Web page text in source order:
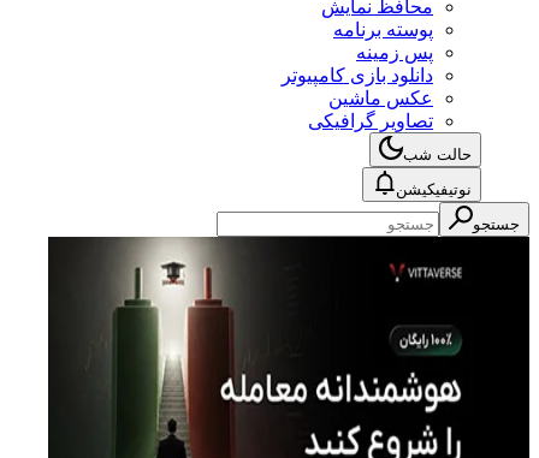
محافظ نمایش
پوسته برنامه
پس زمینه
دانلود بازی کامپیوتر
عکس ماشین
تصاویر گرافیکی
حالت شب
نوتیفیکیشن
جستجو